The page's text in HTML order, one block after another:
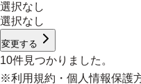
選択なし
選択なし
変更する
10件見つかりました。
※利用規約 ・ 個人情報保護